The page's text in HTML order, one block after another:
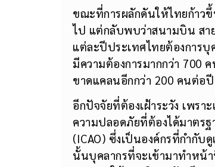
ขณะที่การผลักดันให้ไทยก้าว
ไป แต่กลับพบว่าสนามบิน ส
แต่ละปีประเทศไทยต้องการ
มีความต้องการมากกว่า
อีกปัจจัยที่ต้องเฝ้าระวัง เพร
ความปลอดภัยที่ต้องได้มาตรฐ
(ICAO) ซึ่งเป็นองค์กรที่กำกั